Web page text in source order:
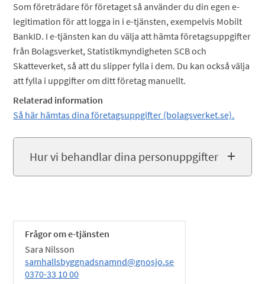
Som företrädare för företaget så använder du din egen e-
legitimation för att logga in i e-tjänsten, exempelvis Mobilt
BankID. I e-tjänsten kan du välja att hämta företagsuppgifter
från Bolagsverket, Statistikmyndigheten SCB och
Skatteverket, så att du slipper fylla i dem. Du kan också välja
att fylla i uppgifter om ditt företag manuellt.
Relaterad information
Så här hämtas dina företagsuppgifter (bolagsverket.se).
Hur vi behandlar dina personuppgifter
Frågor om e-tjänsten
Sara Nilsson
samhallsbyggnadsnamnd@gnosjo.se
0370-33 10 00